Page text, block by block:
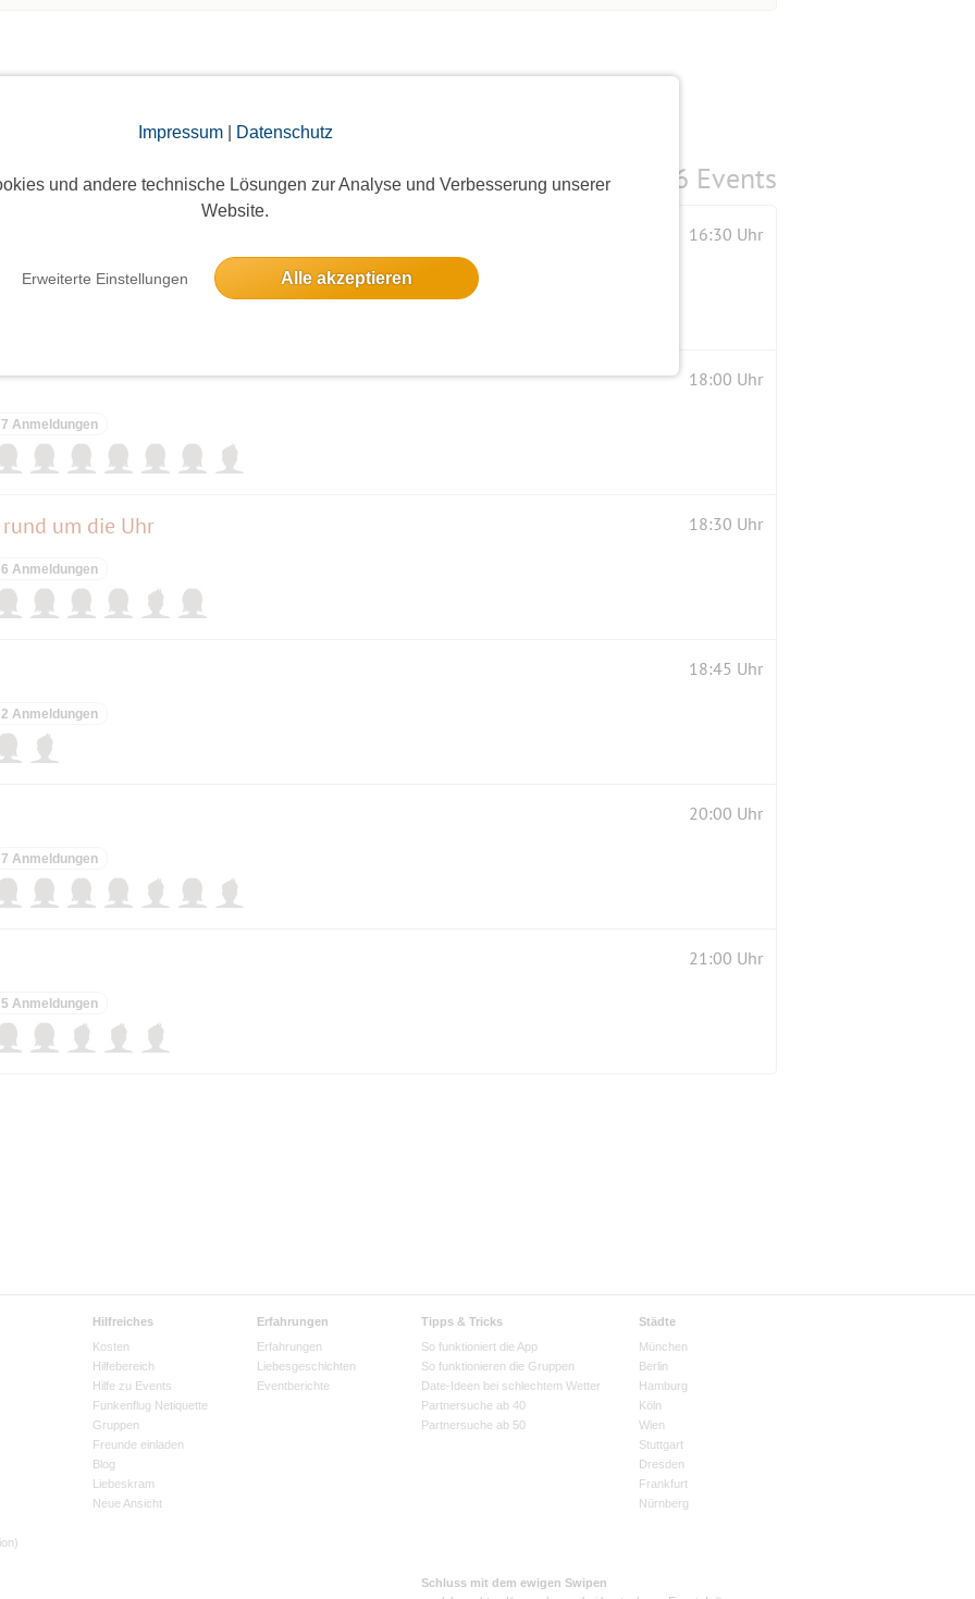
Impressum| Datenschutz
und andere technische Lösungen zur Analyse und Verbesserung unserer
Website.
Erweiterte Einstellungen Alle akzeptieren
Tag 6 Events
16:30 Uhr
10 Anmeldungen
18:00 Uhr
7 Anmeldungen
um die Uhr 18:30 Uhr
6 Anmeldungen
18:45 Uhr
2 Anmeldungen
20:00 Uhr
7 Anmeldungen
21:00 Uhr
5 Anmeldungen
Hilfreiches
Kosten
Hilfebereich
Hilfe zu Events
Funkenflug Netiquette
Gruppen
Freunde einladen
Blog
Liebeskram
Neue Ansicht
Erfahrungen
Erfahrungen
Liebesgeschichten
Eventberichte
Tipps & Tricks
So funktioniert die App
So funktionieren die Gruppen
Date-Ideen bei schlechtem Wetter
Partnersuche ab 40
Partnersuche ab 50
Städte
München
Berlin
Hamburg
Köln
Wien
Stuttgart
Dresden
Frankfurt
Nürnberg
Schluss mit dem ewigen Swipen